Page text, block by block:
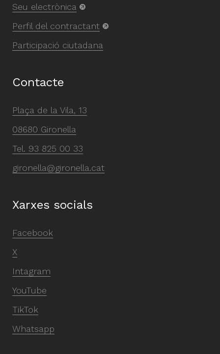
Seu electrònica
Perfil del contractant
Participació ciutadana
Contacte
Plaça de la Vila, 13
08680 Gironella
Tel. 93 825 00 33
gironella@gironella.cat
Xarxes socials
Facebook
X
Intagram
YouTube
TikTok
Whatsapp